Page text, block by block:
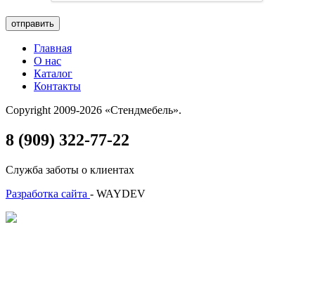
отправить
Главная
О нас
Каталог
Контакты
Copyright 2009-2026 «Стендмебель».
8 (909) 322-77-22
Служба заботы о клиентах
Разработка сайта - WAYDEV